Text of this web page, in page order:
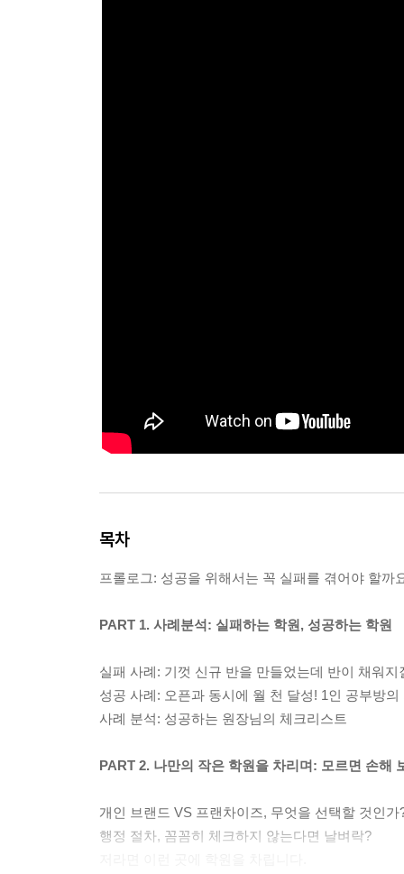
목차
프롤로그: 성공을 위해서는 꼭 실패를 겪어야 할까
PART 1. 사례분석: 실패하는 학원, 성공하는 학원
실패 사례: 기껏 신규 반을 만들었는데 반이 채워지
성공 사례: 오픈과 동시에 월 천 달성! 1인 공부방의
사례 분석: 성공하는 원장님의 체크리스트
PART 2. 나만의 작은 학원을 차리며: 모르면 손해
개인 브랜드 VS 프랜차이즈, 무엇을 선택할 것인가
행정 절차, 꼼꼼히 체크하지 않는다면 날벼락?